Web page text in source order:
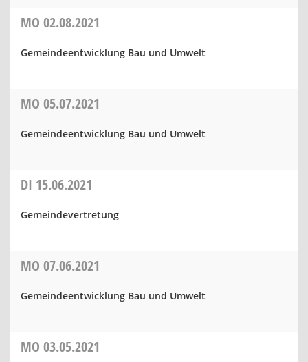
MO 02.08.2021
Gemeindeentwicklung Bau und Umwelt
MO 05.07.2021
Gemeindeentwicklung Bau und Umwelt
DI 15.06.2021
Gemeindevertretung
MO 07.06.2021
Gemeindeentwicklung Bau und Umwelt
MO 03.05.2021